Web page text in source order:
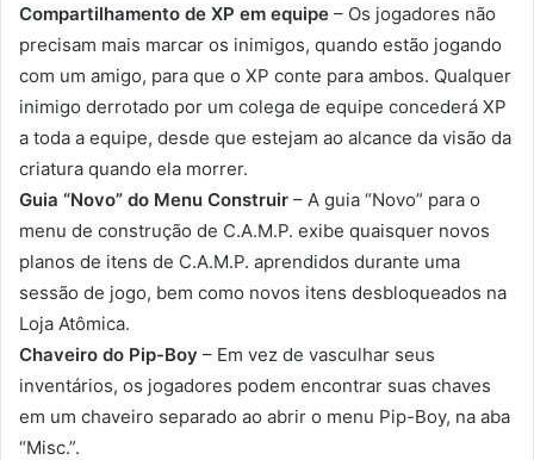
Compartilhamento de XP em equipe – Os jogadores não
precisam mais marcar os inimigos, quando estão jogando
com um amigo, para que o XP conte para ambos. Qualquer
inimigo derrotado por um colega de equipe concederá XP
a toda a equipe, desde que estejam ao alcance da visão da
criatura quando ela morrer.
Guia “Novo” do Menu Construir – A guia “Novo” para o
menu de construção de C.A.M.P. exibe quaisquer novos
planos de itens de C.A.M.P. aprendidos durante uma
sessão de jogo, bem como novos itens desbloqueados na
Loja Atômica.
Chaveiro do Pip-Boy – Em vez de vasculhar seus
inventários, os jogadores podem encontrar suas chaves
em um chaveiro separado ao abrir o menu Pip-Boy, na aba
“Misc.”.